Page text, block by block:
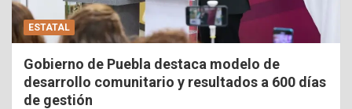
ESTATAL
Gobierno de Puebla destaca modelo de
desarrollo comunitario y resultados a 600 días
de gestión